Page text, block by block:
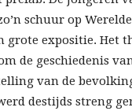
schuur op
grote expositie. Het
de geschiedenis
van de
destijds streng